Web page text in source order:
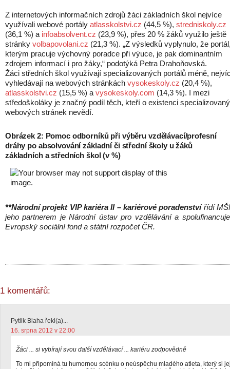
Z internetových informačních zdrojů žáci základních škol nejvíce
využívali webové portály atlasskolstvi.cz (44,5 %), stredniskoly.cz
(36,1 %) a infoabsolvent.cz (23,9 %), přes 20 % žáků využilo ještě
stránky volbapovolani.cz (21,3 %). „Z výsledků vyplynulo, že
kterým pracuje výchovný poradce při výuce, je pak dominantním
zdrojem informací i pro žáky,“ podotýká Petra Drahoňovská.
Žáci středních škol využívají specializovaných portálů méně,
vyhledávají na webových stránkách vysokeskoly.cz (20,4 %),
atlasskolstvi.cz (15,5 %) a vysokeskoly.com (14,3 %). I mezi
středoškoláky je značný podíl těch, kteří o existenci
webových stránek nevědí.
Obrázek 2: Pomoc odborníků při výběru vzdělávací/profesní
dráhy po absolvování základní či střední školy u žáků
základních a středních škol (v %)
**Národní projekt VIP kariéra II – kariérové poradenstvířídí
jeho partnerem je Národní ústavpro vzdělávání a
Evropský sociální fond a státní rozpočet ČR.
1 komentářů:
Pytlik Blaha řekl(a)...
16. srpna 2012 v 22:00
Žáci ... si vybírají svou další vzdělávací ... kariéru zodpovědně
To mi připomíná tu humornou scénku o neúspěchu mladého atleta, který si